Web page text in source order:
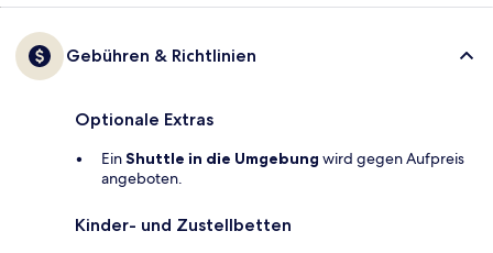
Gebühren & Richtlinien
Optionale Extras
EinShuttle in die Umgebung wird gegen Aufpreis
angeboten.
Kinder- und Zustellbetten